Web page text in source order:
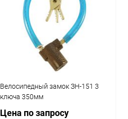
Купить в 1 клик Сравнение
В избранное В наличии
Велосипедный замок ЗН-151 3
ключа 350мм
Цена по запросу